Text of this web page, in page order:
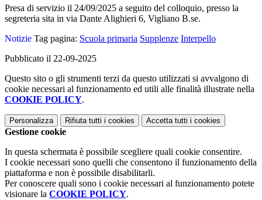
Presa di servizio il 24/09/2025 a seguito del colloquio, presso la
segreteria sita in via Dante Alighieri 6, Vigliano B.se.
Notizie Tag pagina: Scuola primaria Supplenze Interpello
Pubblicato il 22-09-2025
Questo sito o gli strumenti terzi da questo utilizzati si avvalgono di
cookie necessari al funzionamento ed utili alle finalità illustrate nella
COOKIE POLICY.
Personalizza Rifiuta tutti i cookies Accetta tutti i cookies
Gestione cookie
In questa schermata è possibile scegliere quali cookie consentire.
I cookie necessari sono quelli che consentono il funzionamento della
piattaforma e non è possibile disabilitarli.
Per conoscere quali sono i cookie necessari al funzionamento potete
visionare la COOKIE POLICY.